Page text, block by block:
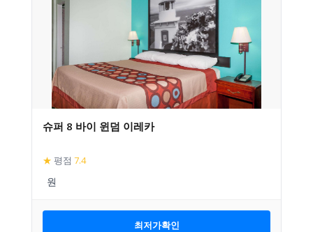
슈퍼 8 바이 윈덤 이레카
★ 평점 7.4
최저가확인